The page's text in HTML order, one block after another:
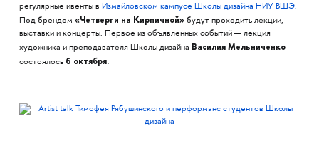
регулярные ивенты в Измайловском кампусе Школы дизайна НИУ ВШЭ.
Под брендом «Четверги на Кирпичной»будут проходить лекции,
выставки и концерты. Первое из объявленных событий — лекция
художника и преподавателя Школы дизайна Василия Мельниченко—
состоялось 6 октября.